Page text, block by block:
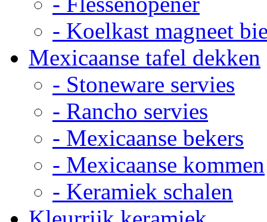
- Koelkast magneet
Mexicaanse tafel dekken
- Stoneware servies
- Rancho servies
- Mexicaanse bekers
- Mexicaanse kommen
- Keramiek schalen